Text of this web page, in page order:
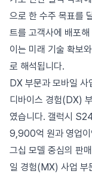
으로 한 수주 목표를
트를 고객사에 배포
이는 미래 기술 확보
로 해석됩니다.
DX 부문과 모바일 사
디바이스 경험(DX)
였습니다. 갤럭시
9,900억 원과 영업이
그십 모델 중심의 판
일 경험(MX) 사업 부